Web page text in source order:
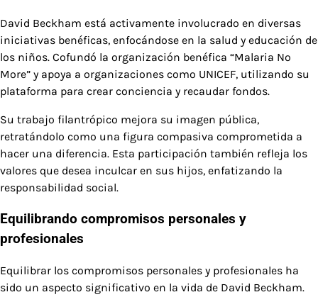
David Beckham está activamente involucrado en diversas
iniciativas benéficas, enfocándose en la salud y educación de
los niños. Cofundó la organización benéfica “Malaria No
More” y apoya a organizaciones como UNICEF, utilizando su
plataforma para crear conciencia y recaudar fondos.
Su trabajo filantrópico mejora su imagen pública,
retratándolo como una figura compasiva comprometida a
hacer una diferencia. Esta participación también refleja los
valores que desea inculcar en sus hijos, enfatizando la
responsabilidad social.
Equilibrando compromisos personales y
profesionales
Equilibrar los compromisos personales y profesionales ha
sido un aspecto significativo en la vida de David Beckham.